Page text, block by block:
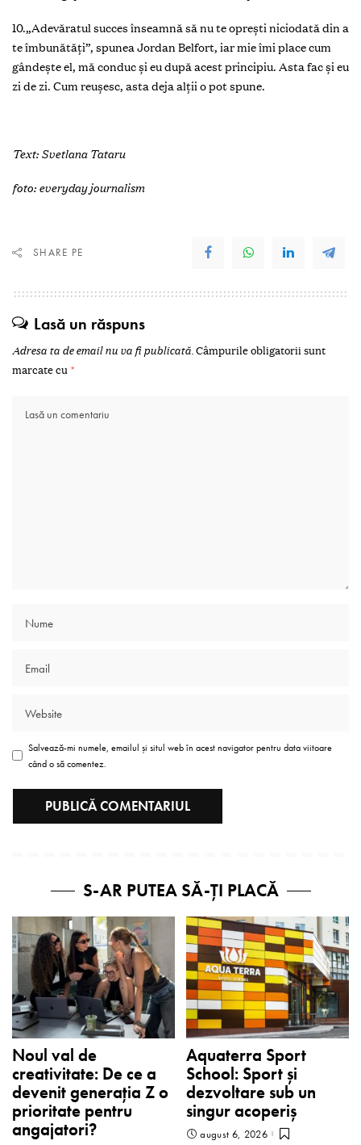
10.„Adevăratul succes înseamnă să nu te oprești niciodată din a
te îmbunătăți”, spunea Jordan Belfort, iar mie îmi place cum
gândește el, mă conduc și eu după acest principiu. Asta fac și eu
zi de zi. Cum reușesc, asta deja alții o pot spune.
Text: Svetlana Tataru
foto: everyday journalism
SHARE PE
Lasă un răspuns
Adresa ta de email nu va fi publicată.Câmpurile obligatorii sunt
marcate cu *
Salvează-mi numele, emailul și situl web în acest navigator pentru data viitoare
când o să comentez.
S-AR PUTEA SĂ-ȚI PLACĂ
Noul val de
creativitate: De ce a
devenit generația Z o
prioritate pentru
angajatori?
Aquaterra Sport
School: Sport și
dezvoltare sub un
singur acoperiș
august 6, 2026